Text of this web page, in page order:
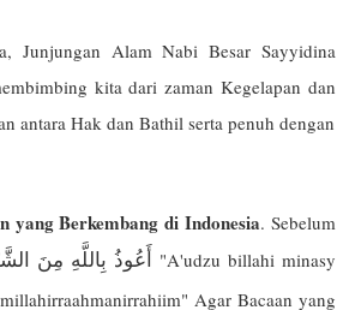
Junjungan Alam Nabi Besar Sayyidina
kita dari zaman Kegelapan dan
antara Hak dan Bathil serta penuh dengan
Berkembang di Indonesia. Sebelum
أَعُوذُ بِاللَّهِ مِنَ "A'udzu billahi minasy
Agar Bacaan yang